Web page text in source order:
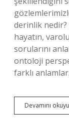
derinlik
hayatın,
sorularını
ontoloji
farklı
Devamını